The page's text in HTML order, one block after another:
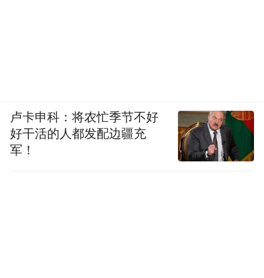
卢卡申科：将农忙季节不好
好干活的人都发配边疆充
军！